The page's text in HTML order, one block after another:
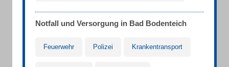
Notfall und Versorgung in Bad Bodenteich
Feuerwehr Polizei Krankentransport